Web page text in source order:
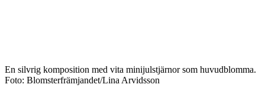
En silvrig komposition med vita minijulstjärnor som huvudblomma.
Foto: Blomsterfrämjandet/Lina Arvidsson